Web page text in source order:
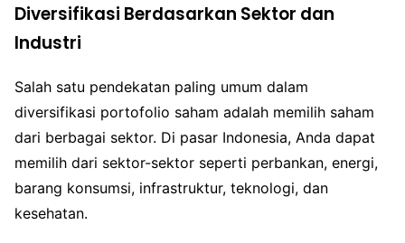
Diversifikasi Berdasarkan Sektor dan
Industri
Salah satu pendekatan paling umum dalam
diversifikasi portofolio saham adalah memilih saham
dari berbagai sektor. Di pasar Indonesia, Anda dapat
memilih dari sektor-sektor seperti perbankan, energi,
barang konsumsi, infrastruktur, teknologi, dan
kesehatan.